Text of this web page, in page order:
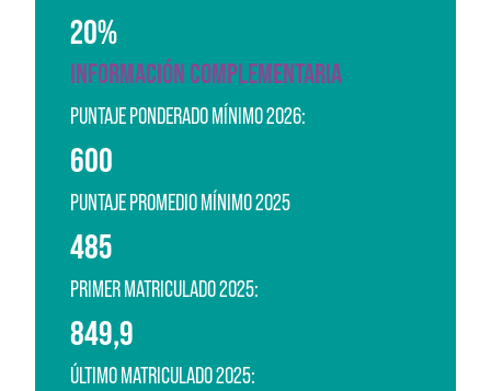
20%
INFORMACIÓN COMPLEMENTARIA
PUNTAJE PONDERADO MÍNIMO 2026:
600
PUNTAJE PROMEDIO MÍNIMO 2025
485
PRIMER MATRICULADO 2025:
849,9
ÚLTIMO MATRICULADO 2025: